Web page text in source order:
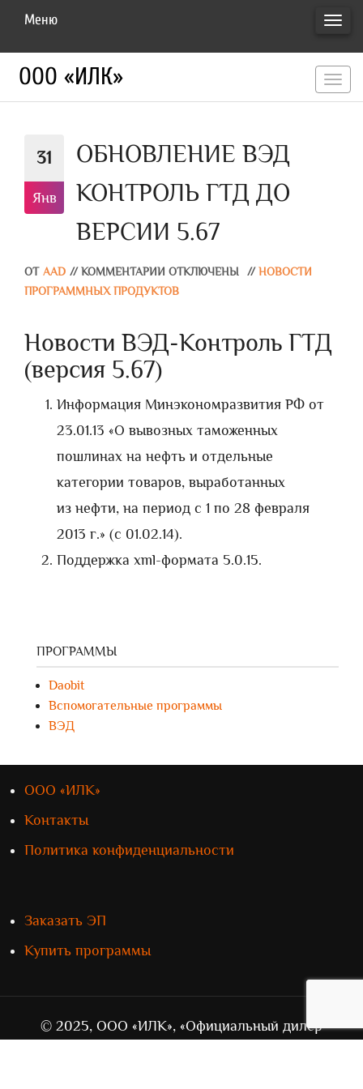
Меню
ООО «ИЛК»
31
Янв
ОБНОВЛЕНИЕ ВЭД
КОНТРОЛЬ ГТД ДО
ВЕРСИИ 5.67
ОТ AAD // КОММЕНТАРИИ ОТКЛЮЧЕНЫ // НОВОСТИ
ПРОГРАММНЫХ ПРОДУКТОВ
Новости ВЭД-Контроль ГТД
(версия 5.67)
Информация Минэкономразвития РФ от
23.01.13 «О вывозных таможенных
пошлинах на нефть и отдельные
категории товаров, выработанных
из нефти, на период с 1 по 28 февраля
2013 г.» (с 01.02.14).
Поддержка xml-формата 5.0.15.
ПРОГРАММЫ
Daobit
Вспомогательные программы
ВЭД
ООО «ИЛК»
Контакты
Политика конфиденциальности
Заказать ЭП
Купить программы
© 2025, ООО «ИЛК», «Официальный дилер